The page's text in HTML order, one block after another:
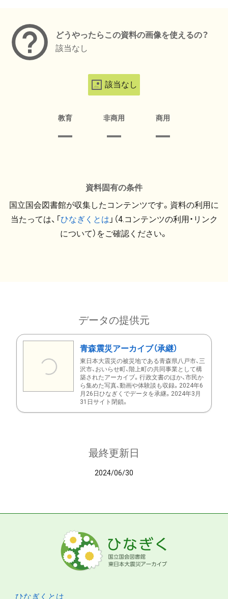
どうやったらこの資料の画像を使えるの？
該当なし
該当なし
教育 非商用 商用
資料固有の条件
国立国会図書館が収集したコンテンツです。資料の利用に
当たっては、「ひなぎくとは 」（4.コンテンツの利用・リンク
について）をご確認ください。
データの提供元
青森震災アーカイブ（承継）
東日本大震災の被災地である青森県八戸市、三
沢市、おいらせ町、階上町の共同事業として構
築されたアーカイブ。行政文書のほか、市民か
ら集めた写真、動画や体験談も収録。2024年6
月26日ひなぎくでデータを承継。2024年3月
31日サイト閉鎖。
最終更新日
2024/06/30
ひなぎくとは